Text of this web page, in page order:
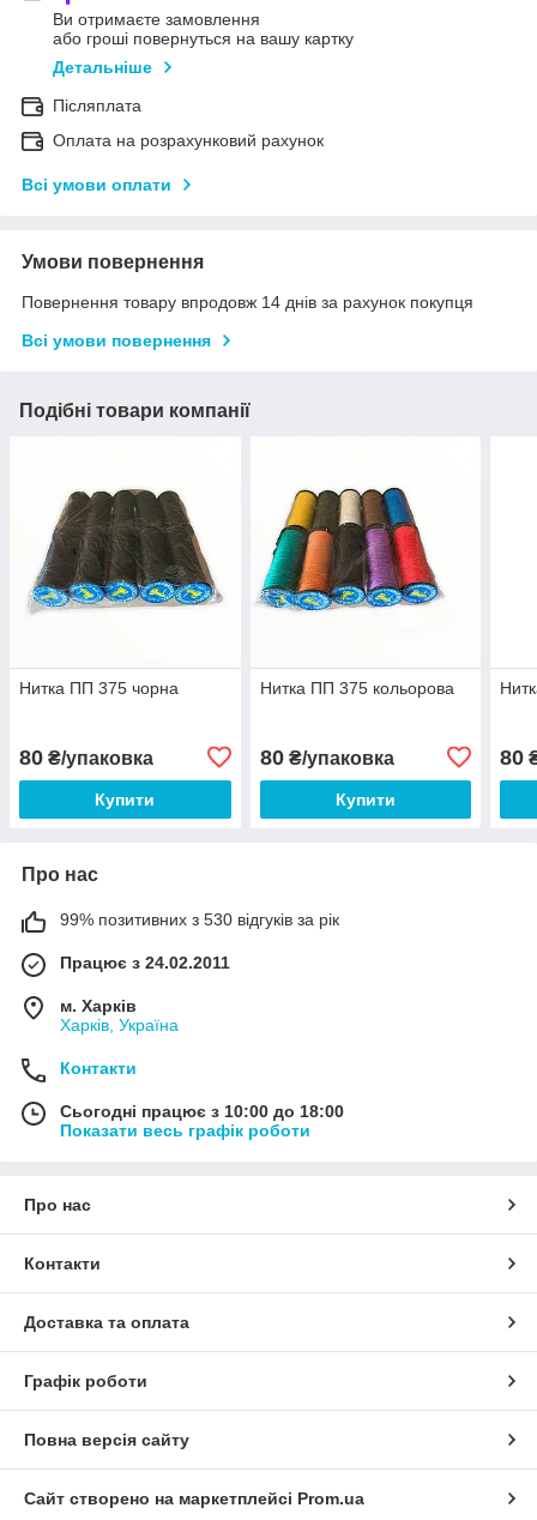
Ви отримаєте замовлення
або гроші повернуться на вашу картку
Детальніше
Післяплата
Оплата на розрахунковий рахунок
Всі умови оплати
Умови повернення
Повернення товару впродовж 14 днів за рахунок покупця
Всі умови повернення
Подібні товари компанії
Нитка ПП 375 чорна
80 ₴/упаковка
Купити
Нитка ПП 375 кольорова
80₴/упаковка
Купити
80
Про нас
99% позитивних з 530 відгуків за рік
Працює з 24.02.2011
м. Харків
Харків, Україна
Контакти
Сьогодні працює з 10:00 до 18:00
Показати весь графік роботи
Про нас
Контакти
Доставка та оплата
Графік роботи
Повна версія сайту
Сайт створено на маркетплейсі Prom.ua